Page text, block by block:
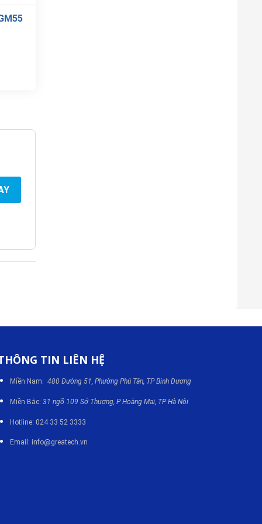
TIN LIÊN HỆ
Miền Nam: 480 Đường 51, Phường Phú Tân, TP Bình Dương
Miền Bắc: 31 ngõ 109 Sở Thượng, P Hoàng Mai, TP Hà Nội
Hotline: 024 33 52 3333
Email: info@greatech.vn